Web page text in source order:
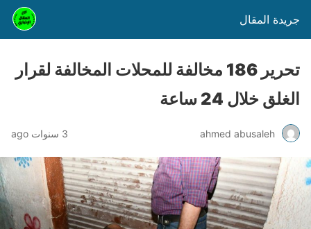
جريدة المقال
تحرير 186 مخالفة للمحلات المخالفة لقرار
الغلق خلال 24 ساعة
ahmed abusaleh 3 سنوات ago